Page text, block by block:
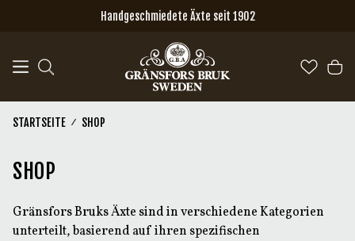
Zum Hauptinhalt springenHandgeschmiedete Äxte seit 1902
STARTSEITE SHOP
SHOP
Gränsfors Bruks Äxte sind in verschiedene Kategorien
unterteilt, basierend auf ihren spezifischen